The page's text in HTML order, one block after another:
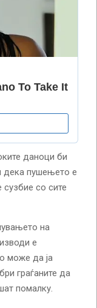
даноци би
дека пушењето е
со сите
на
е
може да ја
граѓаните да
помалку.